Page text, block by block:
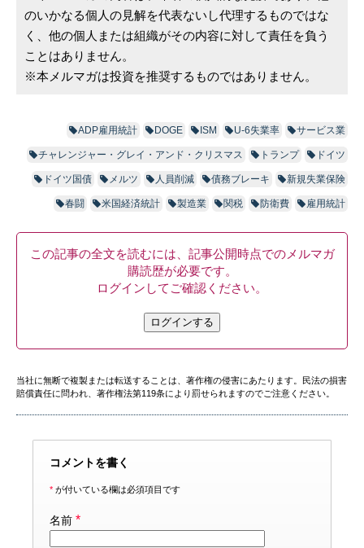
のいかなる個人の見解を代表ないし代理するものではな
く、他の個人または組織がその内容に対して責任を負う
ことはありません。
※本メルマガは投資を推奨するものではありません。
ADP雇用統計 DOGE ISM U-6失業率 サービス業
チャレンジャー・グレイ・アンド・クリスマス トランプ ドイツ
ドイツ国債 メルツ 人員削減 債務ブレーキ 新規失業保険
春闘 米国経済統計 製造業 関税 防衛費 雇用統計
この記事の全文を読むには、記事公開時点でのメルマガ
購読歴が必要です。
ログインしてご確認ください。
ログインする
当社に無断で複製または転送することは、著作権の侵害にあたります。民法の損害
賠償責任に問われ、著作権法第119条により罰せられますのでご注意ください。
コメントを書く
* が付いている欄は必須項目です
名前 *